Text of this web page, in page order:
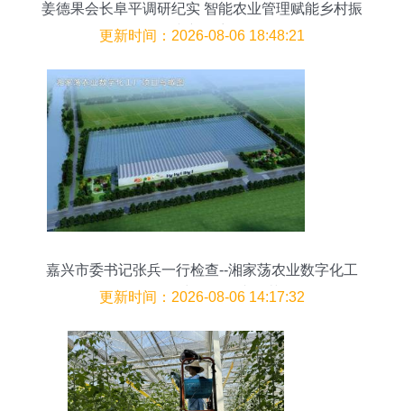
姜德果会长阜平调研纪实 智能农业管理赋能乡村振
兴新篇章
更新时间：2026-08-06 18:48:21
嘉兴市委书记张兵一行检查--湘家荡农业数字化工
厂“第四个中国农民丰收节”
更新时间：2026-08-06 14:17:32